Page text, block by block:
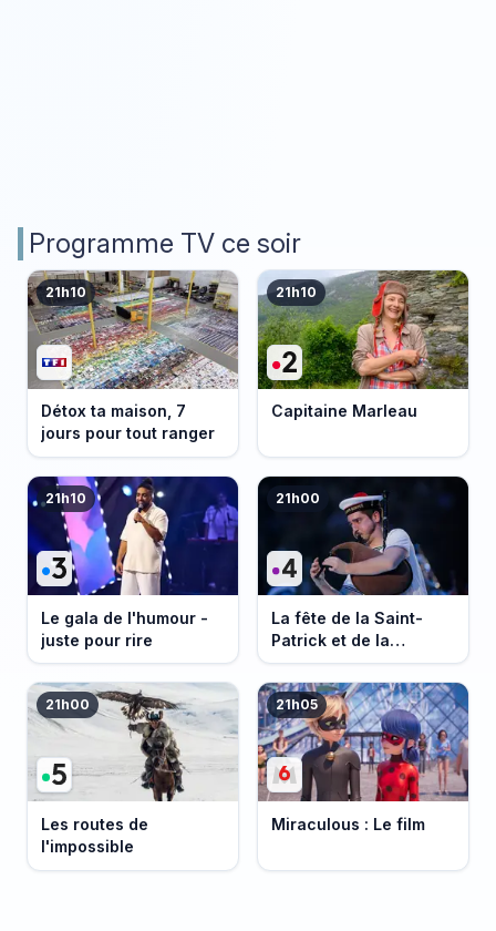
Programme TV ce soir
21h10
Détox ta maison, 7
jours pour tout ranger
21h10
Capitaine Marleau
21h10
Le gala de l'humour -
juste pour rire
21h00
La fête de la Saint-
Patrick et de la
Bretagne
21h00
Les routes de
l'impossible
21h05
Miraculous : Le film